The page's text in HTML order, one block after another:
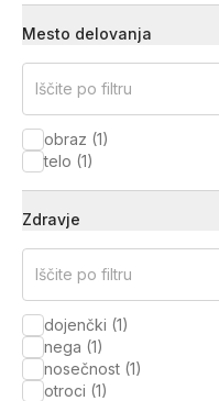
Mesto delovanja
Iščite po filtru
obraz (1)
telo (1)
Zdravje
Iščite po filtru
dojenčki (1)
nega (1)
nosečnost (1)
otroci (1)